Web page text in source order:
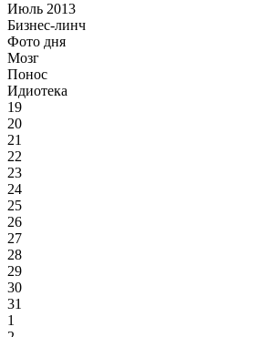
Июль 2013
Бизнес-линч
Фото дня
Мозг
Понос
Идиотека
19
20
21
22
23
24
25
26
27
28
29
30
31
1